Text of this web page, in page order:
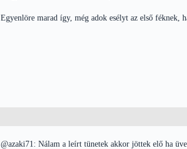
Egyenlöre marad így, még adok esélyt az első féknek,
@azaki71: Nálam a leírt tünetek akkor jöttek elő ha